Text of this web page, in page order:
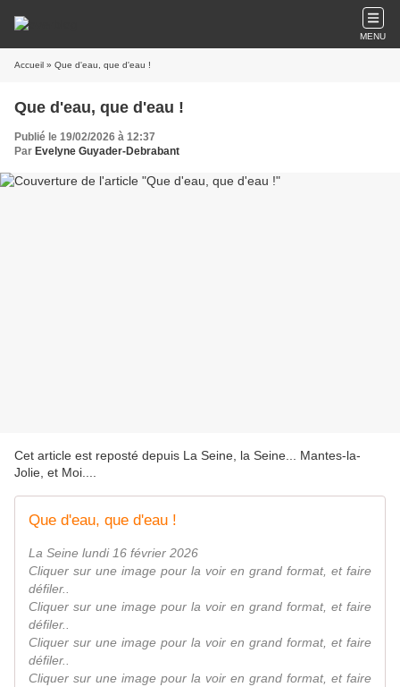
MENU
Accueil » Que d'eau, que d'eau !
Que d'eau, que d'eau !
Publié le 19/02/2026 à 12:37
Par Evelyne Guyader-Debrabant
Cet article est reposté depuis La Seine, la Seine... Mantes-la-
Jolie, et Moi...
Que d'eau, que d'eau !
La Seine lundi 16 février 2026
Cliquer sur une image pour la voir en grand format, et faire
défiler..
Cliquer sur une image pour la voir en grand format, et faire
défiler..
Cliquer sur une image pour la voir en grand format, et faire
défiler..
Cliquer sur une image pour la voir en grand format, et faire